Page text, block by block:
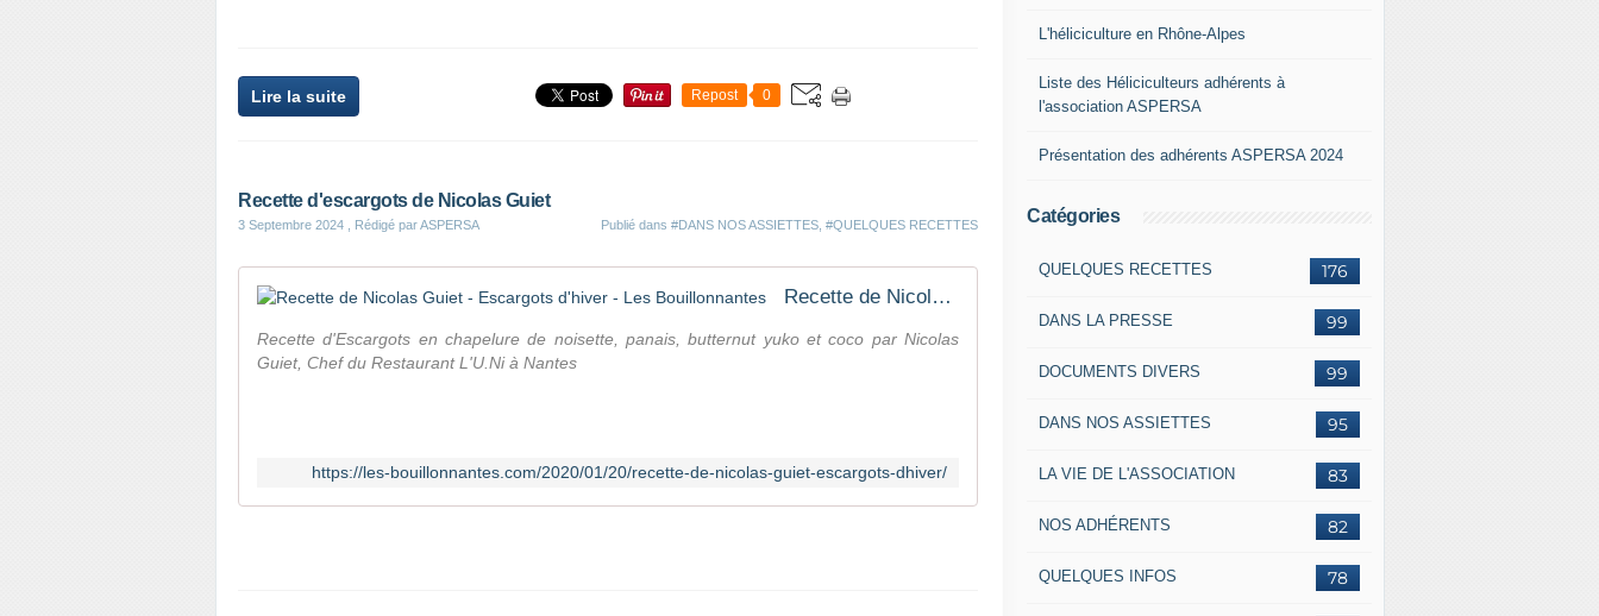
Lire la suite Repost 0
Recette d'escargots de Nicolas Guiet
3 Septembre 2024 , Rédigé par ASPERSA Publié dans #DANS NOS ASSIETTES #QUELQUES RECETTES
Recette de Nicolas Guiet - Escargots d'hiver - Les Bouillonnantes
Recette d'Escargots en chapelure de noisette, panais, butternut yuko et coco par Nicolas
Guiet, Chef du Restaurant L'U.Ni à Nantes
https://les-bouillonnantes.com/2020/01/20/recette-de-nicolas-guiet-escargots-dhiver/
L'héliciculture en Rhône-Alpes
Liste des Héliciculteurs adhérents à
l'association ASPERSA
Présentation des adhérents ASPERSA 2024
Catégories
176
QUELQUES RECETTES
99
DANS LA PRESSE
99
DOCUMENTS DIVERS
95
DANS NOS ASSIETTES
83
LA VIE DE L'ASSOCIATION
82
NOS ADHÉRENTS
78
QUELQUES INFOS